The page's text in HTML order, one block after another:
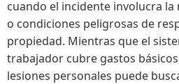
cuando el incidente involucra
o condiciones peligrosas de
propiedad. Mientras que el
trabajador cubre gastos
lesiones personales puede